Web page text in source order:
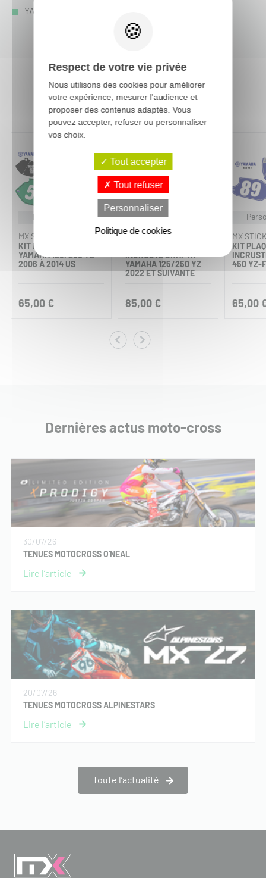
YAMAHA YZF 450 :
Vous aimerez aussi :
Personnalisable
MX STICKERS
KIT PLAQUES À N° -
YAMAHA 125/250 YZ
2006 À 2014 US
65,00 €
Personnalisable
MX STICKERS
INCRUSTÉ DRAFTR -
YAMAHA 125/250 YZ
2022 ET SUIVANTE
85,00 €
MX
KIT
450 YZ-
65,00
Dernières actus moto-cross
30/07/26
TENUES MOTOCROSS O'NEAL
20/07/26
TENUES MOTOCROSS ALPINESTARS
Toute l’actualité
Respect de votre vie privée
Nous utilisons des cookies pour améliorer
votre expérience, mesurer l'audience et
proposer des contenus adaptés. Vous
pouvez accepter, refuser ou personnaliser
vos choix.
Tout accepter
Tout refuser
Personnaliser
Politique de cookies